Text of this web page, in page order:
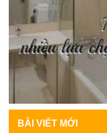
BÀI VIẾT MỚI